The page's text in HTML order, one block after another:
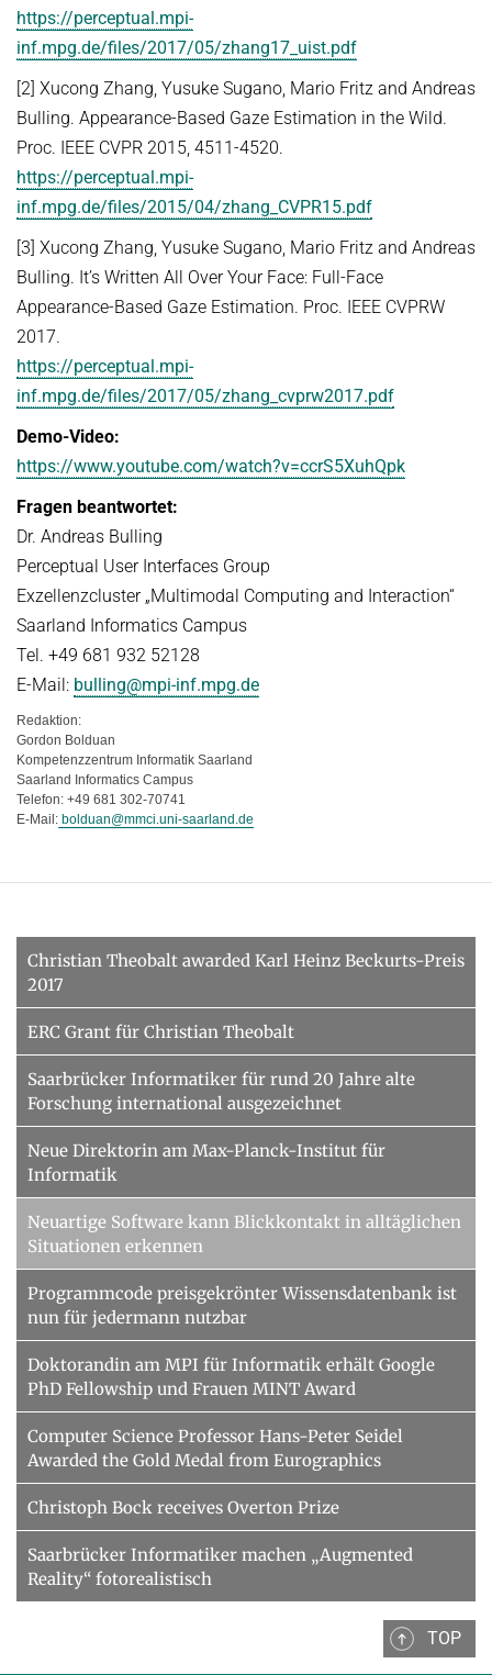
https://perceptual.mpi-
inf.mpg.de/files/2017/05/zhang17_uist.pdf
[2] Xucong Zhang, Yusuke Sugano, Mario Fritz and Andreas
Bulling. Appearance-Based Gaze Estimation in the Wild.
Proc. IEEE CVPR 2015, 4511-4520.
https://perceptual.mpi-
inf.mpg.de/files/2015/04/zhang_CVPR15.pdf
[3] Xucong Zhang, Yusuke Sugano, Mario Fritz and Andreas
Bulling. It’s Written All Over Your Face: Full-Face
Appearance-Based Gaze Estimation. Proc. IEEE CVPRW
2017.
https://perceptual.mpi-
inf.mpg.de/files/2017/05/zhang_cvprw2017.pdf
Demo-Video:
https://www.youtube.com/watch?v=ccrS5XuhQpk
Fragen beantwortet:
Dr. Andreas Bulling
Perceptual User Interfaces Group
Exzellenzcluster „Multimodal Computing and Interaction“
Saarland Informatics Campus
Tel. +49 681 932 52128
E-Mail: bulling@mpi-inf.mpg.de
Redaktion:
Gordon Bolduan
Kompetenzzentrum Informatik Saarland
Saarland Informatics Campus
Telefon: +49 681 302-70741
E-Mail: bolduan@mmci.uni-saarland.de
Christian Theobalt awarded Karl Heinz Beckurts-Preis
2017
ERC Grant für Christian Theobalt
Saarbrücker Informatiker für rund 20 Jahre alte
Forschung international ausgezeichnet
Neue Direktorin am Max-Planck-Institut für
Informatik
Neuartige Software kann Blickkontakt in alltäglichen
Situationen erkennen
Programmcode preisgekrönter Wissensdatenbank ist
nun für jedermann nutzbar
Doktorandin am MPI für Informatik erhält Google
PhD Fellowship und Frauen MINT Award
Computer Science Professor Hans-Peter Seidel
Awarded the Gold Medal from Eurographics
Christoph Bock receives Overton Prize
Saarbrücker Informatiker machen „Augmented
Reality“ fotorealistisch
TOP